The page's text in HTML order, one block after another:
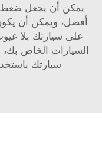
يمكن أن يجعل ضغط
أفضل، ويمكن أن
على سيارتك بلا
السيارات الخاص
سيارتك